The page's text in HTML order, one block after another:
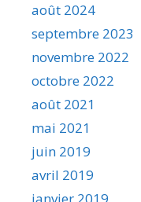
août 2024
septembre 2023
novembre 2022
octobre 2022
août 2021
mai 2021
juin 2019
avril 2019
janvier 2019